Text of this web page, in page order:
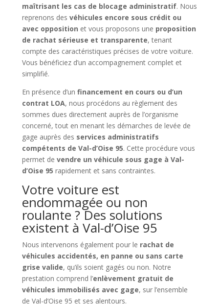
maîtrisant les cas de blocage administratif. Nous
reprenons des véhicules encore sous crédit ou
avec opposition et vous proposons une proposition
de rachat sérieuse et transparente, tenant
compte des caractéristiques précises de votre voiture.
Vous bénéficiez d’un accompagnement complet et
simplifié.
En présence d’un financement en cours ou d’un
contrat LOA, nous procédons au règlement des
sommes dues directement auprès de l’organisme
concerné, tout en menant les démarches de levée de
gage auprès des services administratifs
compétents de Val-d’Oise 95. Cette procédure vous
permet de vendre un véhicule sous gage à Val-
d’Oise 95 rapidement et sans contraintes.
Votre voiture est
endommagée ou non
roulante ? Des solutions
existent à Val-d’Oise 95
Nous intervenons également pour le rachat de
véhicules accidentés, en panne ou sans carte
grise valide, qu’ils soient gagés ou non. Notre
prestation comprend l’enlèvement gratuit de
véhicules immobilisés avec gage, sur l’ensemble
de Val-d’Oise 95 et ses alentours.